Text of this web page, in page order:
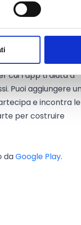
alle ricerche su
così spiegate
cui l’app ti aiuta a
Puoi aggiungere
e incontra le
per costruire
daGoogle Play.